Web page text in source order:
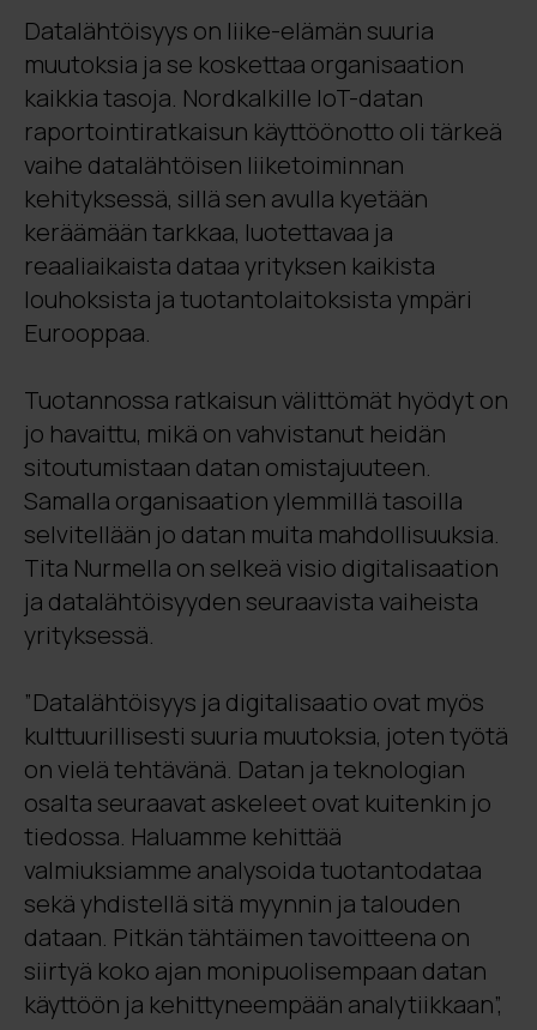
Datalähtöisyys on liike-elämän suuria
muutoksia ja se koskettaa organisaation
kaikkia tasoja. Nordkalkille IoT-datan
raportointiratkaisun käyttöönotto oli tärkeä
vaihe datalähtöisen liiketoiminnan
kehityksessä, sillä sen avulla kyetään
keräämään tarkkaa, luotettavaa ja
reaaliaikaista dataa yrityksen kaikista
louhoksista ja tuotantolaitoksista ympäri
Eurooppaa.
Tuotannossa ratkaisun välittömät hyödyt on
jo havaittu, mikä on vahvistanut heidän
sitoutumistaan datan omistajuuteen.
Samalla organisaation ylemmillä tasoilla
selvitellään jo datan muita mahdollisuuksia.
Tita Nurmella on selkeä visio digitalisaation
ja datalähtöisyyden seuraavista vaiheista
yrityksessä.
”Datalähtöisyys ja digitalisaatio ovat myös
kulttuurillisesti suuria muutoksia, joten työtä
on vielä tehtävänä. Datan ja teknologian
osalta seuraavat askeleet ovat kuitenkin jo
tiedossa. Haluamme kehittää
valmiuksiamme analysoida tuotantodataa
sekä yhdistellä sitä myynnin ja talouden
dataan. Pitkän tähtäimen tavoitteena on
siirtyä koko ajan monipuolisempaan datan
käyttöön ja kehittyneempään analytiikkaan”,